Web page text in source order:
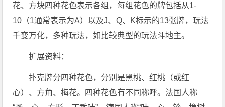
花、方块四种花色表示各组，每组花色的牌包括从1-
10（1通常表示为A）以及J、Q、K标示的13张牌，玩法
千变万化，多种玩法，如比较典型的玩法斗地主。
扩展资料：
扑克牌分四种花色，分别是黑桃、红桃（或红
心）、方角、梅花。四种花色有不同称呼。法国人称